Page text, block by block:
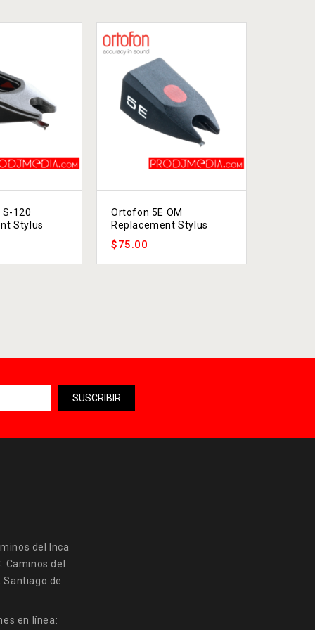
120
Stylus
Ortofon 5E OM
Replacement Stylus
$75.00
del Inca
Caminos del
Santiago de
en línea: